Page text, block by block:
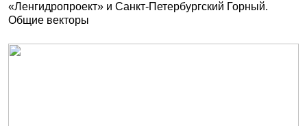
«Ленгидропроект» и Санкт-Петербургский Горный.
Общие векторы